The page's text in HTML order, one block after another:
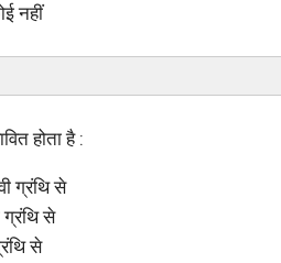
नहीं
होता है :
ग्रंथि से
ग्रंथि से
से